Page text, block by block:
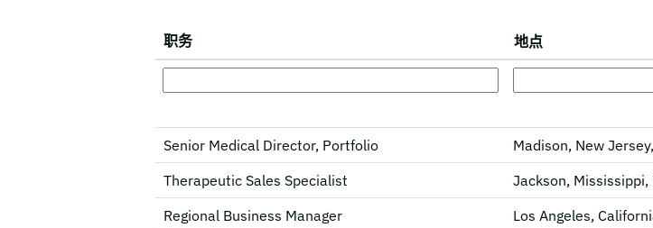
职务 地点
Senior Medical Director, Portfolio
Madison, New
Therapeutic Sales Specialist
Jackson,
Regional Business Manager
Los Angeles,